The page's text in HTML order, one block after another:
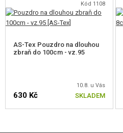
Kód 1108
AS-Tex Pouzdro na dlouhou
zbraň do 100cm - vz.95
10.8. u Vás
630 Kč SKLADEM